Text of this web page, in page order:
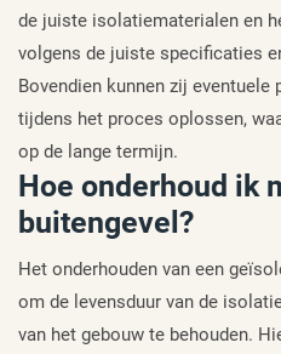
de juiste isolatiematerialen en
volgens de juiste specificaties
Bovendien kunnen zij
tijdens het proces oplossen,
op de lange termijn.
Hoe onderhoud ik
buitengevel?
Het onderhouden van een
om de levensduur van de
van het gebouw te behouden.